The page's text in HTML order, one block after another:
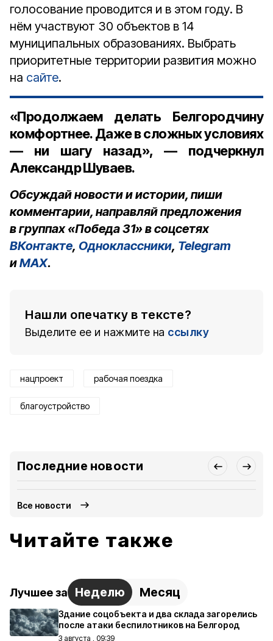
голосование проводится и в этом году. В
нём участвуют 30 объектов в 14
муниципальных образованиях. Выбрать
приоритетные территории развития можно
на сайте.
«Продолжаем делать Белгородчину
комфортнее. Даже в сложных условиях
— ни шагу назад», — подчеркнул
Александр Шуваев.
Обсуждай новости и истории, пиши
комментарии, направляй предложения
в группах «Победа 31» в соцсетях
ВКонтакте, Одноклассники, Telegram
иMAX.
Нашли опечатку в тексте?
Выделите ее и нажмите на ссылку
нацпроект рабочая поездка
благоустройство
Последние новости
Все новости
Читайте также
Лучшее за Неделю Месяц
Здание соцобъекта и два склада загорелись
после атаки беспилотников на Белгород
3 августа , 09:39